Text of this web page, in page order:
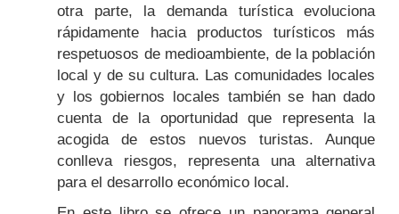
otra parte, la demanda turística evoluciona
rápidamente hacia productos turísticos más
respetuosos de medioambiente, de la población
local y de su cultura. Las comunidades locales
y los gobiernos locales también se han dado
cuenta de la oportunidad que representa la
acogida de estos nuevos turistas. Aunque
conlleva riesgos, representa una alternativa
para el desarrollo económico local.